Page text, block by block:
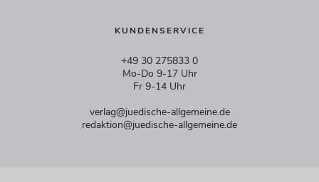
KUNDENSERVICE
+49 30 275833 0
Mo-Do 9-17 Uhr
Fr 9-14 Uhr
verlag@juedische-allgemeine.de
redaktion@juedische-allgemeine.de